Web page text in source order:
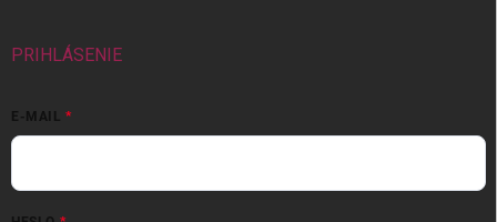
PRIHLÁSENIE
E-MAIL